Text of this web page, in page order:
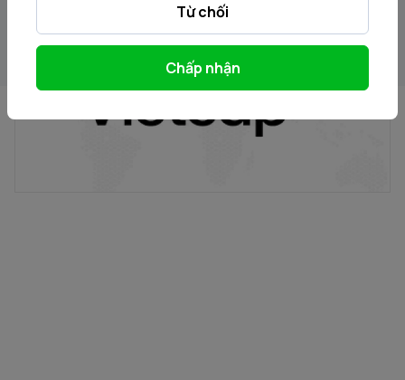
14/06/2024
Từ chối
Chấp nhận